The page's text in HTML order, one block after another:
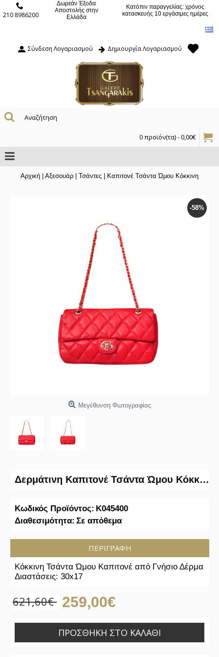
210 8986200
Δωρεάν Έξοδα
Αποστολής στην
Ελλάδα
Κατόπιν παραγγελίας: χρόνος
κατασκευής 10 εργάσιμες ημέρες
Σύνδεση Λογαριασμού Δημιουργία Λογαριασμού
0 προϊόν(τα) - 0,00€
Αρχική | Αξεσουάρ | Τσάντες | Καπιτονέ Τσάντα Ώμου Κόκκινη
-58%
Μεγέθυνση Φωτογραφίας
Δερμάτινη Καπιτονέ Τσάντα Ώμου Κόκκινη
Κωδικός Προϊόντος: K045400
Διαθεσιμότητα: Σε απόθεμα
ΠΕΡΙΓΡΑΦΉ
Κόκκινη Τσάντα Ώμου Καπιτονέ από Γνήσιο Δέρμα
Διαστάσεις: 30x17
621,60€ 259,00€
ΠΡΟΣΘΉΚΗ ΣΤΟ ΚΑΛΆΘΙ